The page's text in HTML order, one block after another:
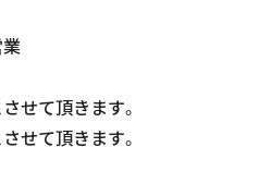
せて頂きます。
せて頂きます。